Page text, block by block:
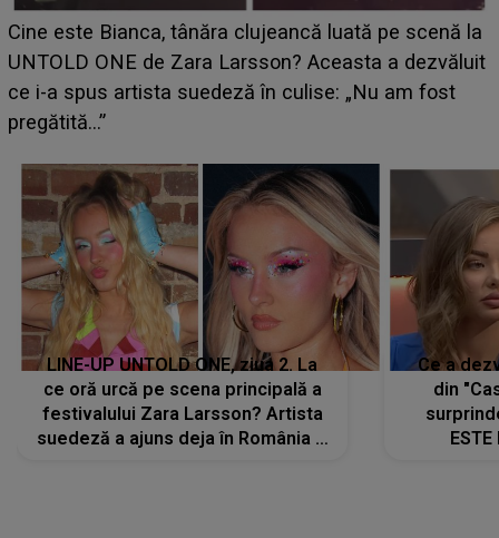
HOROSCOP 11 august 2026. Marte intră în Rac și
aduce tensiuni uriașe pentru o zodie! Conflictele
izbucnesc din senin în jurul ei, iar o situație dificilă
scapă de sub control
LINE-UP UNTOLD ONE, ziua 2. La
ce oră urcă pe scena principală a
festivalului Zara Larsson? Artista
suedeză a ajuns deja în România și
Ce a
din